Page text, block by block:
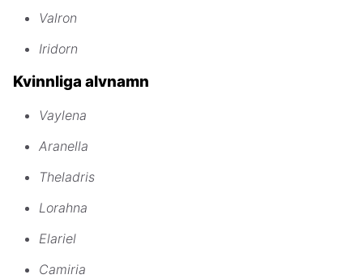
Valron
Iridorn
Kvinnliga alvnamn
Vaylena
Aranella
Theladris
Lorahna
Elariel
Camiria